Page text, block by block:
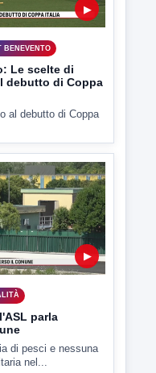
▶
BENEVENTO
Le scelte di
debutto di Coppa
al debutto di Coppa
▶
parla
di pesci e nessuna
nel...